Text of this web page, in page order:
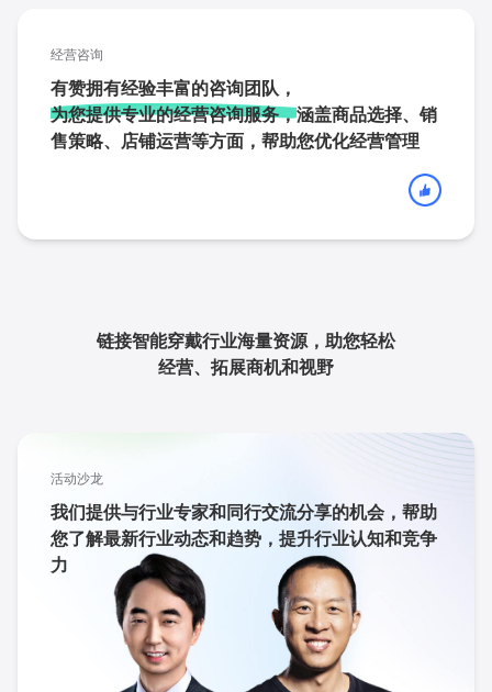
经营咨询
有赞拥有经验丰富的咨询团队，
为您提供专业的经营咨询服务，涵盖商品选择、销
售策略、店铺运营等方面，帮助您优化经营管理
链接智能穿戴行业海量资源，助您轻松
经营、拓展商机和视野
活动沙龙
我们提供与行业专家和同行交流分享的机会，帮助
您了解最新行业动态和趋势，提升行业认知和竞争
力